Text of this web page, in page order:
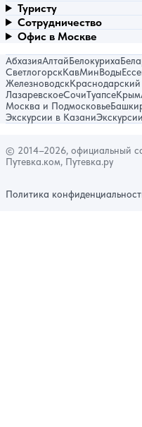
Туристу
Сотрудничество
Офис в Москве
АбхазияАлтайБелокуриха
СветлогорскКавМинВоды
Железноводск
ЛазаревскоеСочиТуапсеКрым
Москва и Подмосковье
Экскурсии в Казани
© 2014–2026, официальный
Путевка.ком, Путевка.ру
Политика